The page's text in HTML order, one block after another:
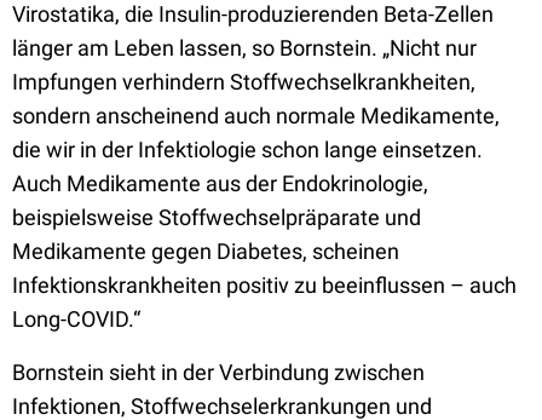
Virostatika, die Insulin-produzierenden Beta-Zellen
länger am Leben lassen, so Bornstein. „Nicht nur
Impfungen verhindern Stoffwechselkrankheiten,
sondern anscheinend auch normale Medikamente,
die wir in der Infektiologie schon lange einsetzen.
Auch Medikamente aus der Endokrinologie,
beispielsweise Stoffwechselpräparate und
Medikamente gegen Diabetes, scheinen
Infektionskrankheiten positiv zu beeinflussen – auch
Long-COVID.“
Bornstein sieht in der Verbindung zwischen
Infektionen, Stoffwechselerkrankungen und